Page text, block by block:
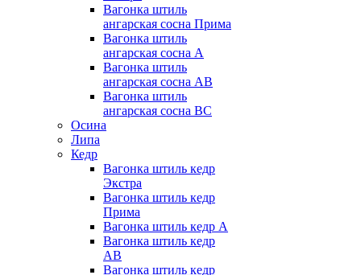
Вагонка штиль
ангарская сосна Прима
Вагонка штиль
ангарская сосна А
Вагонка штиль
ангарская сосна AB
Вагонка штиль
ангарская сосна BC
Осина
Липа
Кедр
Вагонка штиль кедр
Экстра
Вагонка штиль кедр
Прима
Вагонка штиль кедр А
Вагонка штиль кедр
AB
Вагонка штиль кедр